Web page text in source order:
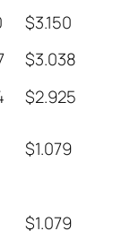
$3.150
$3.038
$2.925
$1.079
$1.079